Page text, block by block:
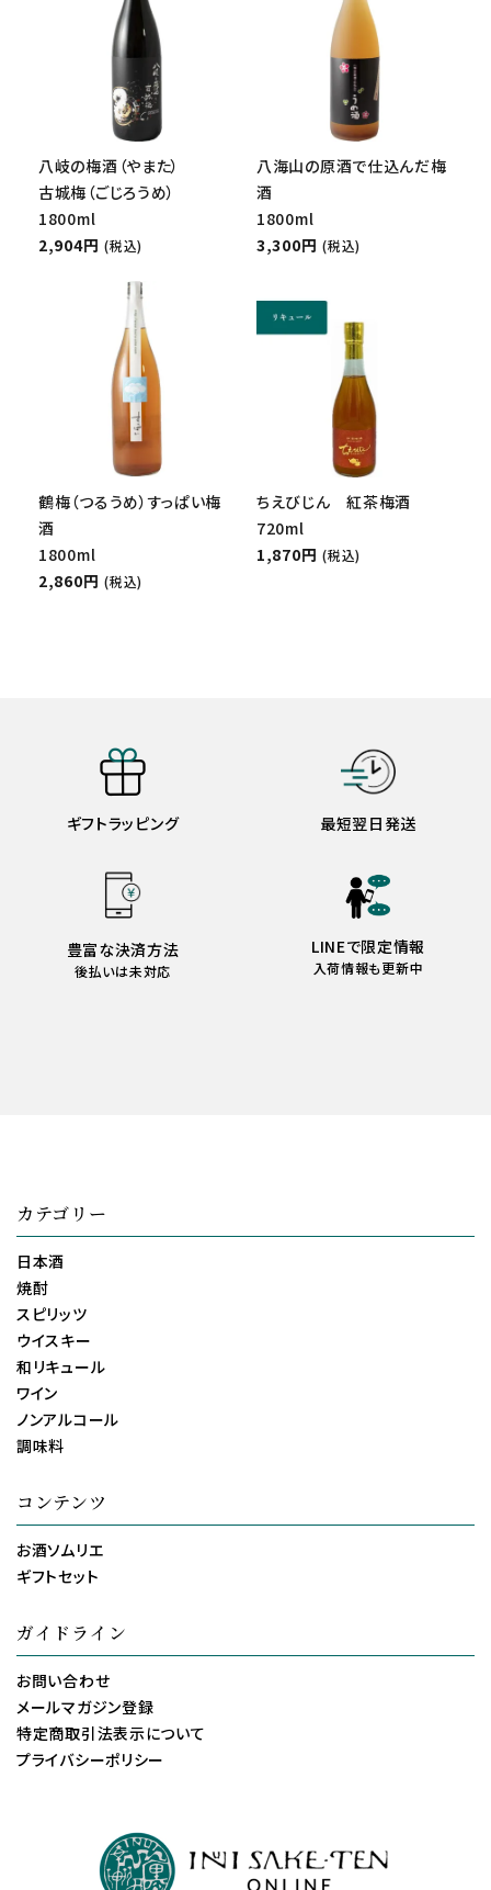
八岐の梅酒（やまた）
古城梅（ごじろうめ）
1800ml
2,904円 (税込)
八海山の原酒で仕込んだ梅
酒
1800ml
3,300円 (税込)
鶴梅（つるうめ）すっぱい梅
酒
1800ml
2,860円 (税込)
ちえびじん 紅茶梅酒
720ml
1,870円 (税込)
ギフトラッピング 最短翌日発送
豊富な決済方法
後払いは未対応
LINEで限定情報
入荷情報も更新中
カテゴリー
日本酒
焼酎
スピリッツ
ウイスキー
和リキュール
ワイン
ノンアルコール
調味料
コンテンツ
お酒ソムリエ
ギフトセット
ガイドライン
お問い合わせ
メールマガジン登録
特定商取引法表示について
プライバシーポリシー